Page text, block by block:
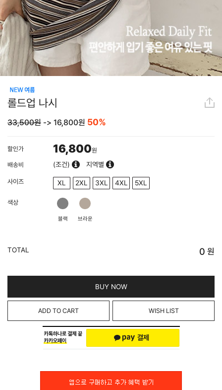
롤드업 나시
33,500원 -> 16,800원 50%
할인가 16,800원
배송비
(조건) 지역별
사이즈 XL 2XL 3XL 4XL 5XL
색상
블랙 브라운
TOTAL 0 원
BUY NOW
ADD TO CART WISH LIST